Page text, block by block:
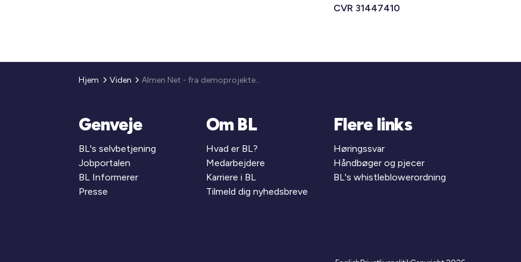
CVR 31447410
Hjem Viden Almen Net - fra demoprojekter til udviklingsforening
Genveje
BL's selvbetjening
Jobportalen
BL Informerer
Presse
Om BL
Hvad er BL?
Medarbejdere
Karriere i BL
Tilmeld dig nyhedsbreve
Flere links
Høringssvar
Håndbøger og pjecer
BL's whistleblowerordning